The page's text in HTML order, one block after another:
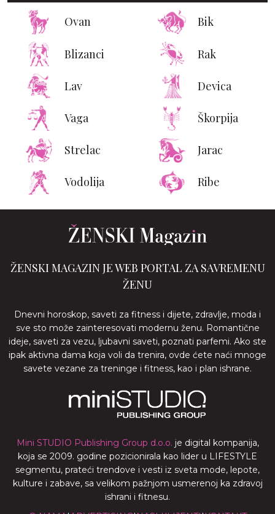
Ovan Bik
Blizanci Rak
Lav Devica
Vaga Škorpija
Strelac Jarac
Vodolija Ribe
ŽENSKI MAGAZIN JE WEB PORTAL ZA SAVREMENU
ŽENU
Dnevni horoskop, saveti za fitness i dijete, zdravlje, moda i
sve sto može zainteresovati modernu ženu. Romantične
ideje, saveti za vezu, ljubavni saveti, poznati parfemi. Ako ste
ipak aktivna dama koja voli da trenira, ovde ćete naći mnoge
savete vezane za treninge i fitness, kao i plan ishrane.
Mini STUDIO Publishing Group d.o.o. je digital kompanija,
koja se 2009. godine pozicionirala kao lider u LIFESTYLE
segmentu, prateći trendove i vesti iz sveta mode, lepote,
kulture i zabave, sa velikom pažnjom usmerenoj ka zdravoj
ishrani i fitnesu.